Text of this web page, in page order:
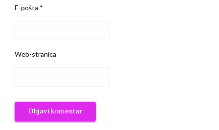
E-pošta *
Web-stranica